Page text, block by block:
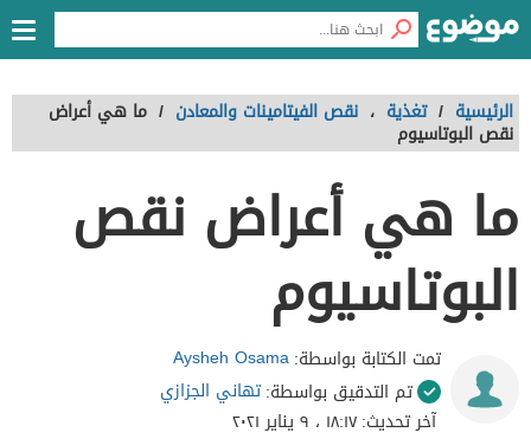
الرئيسية / تغذية ، نقص الفيتامينات والمعادن / ما هي أعراض
نقص البوتاسيوم
ما هي أعراض نقص
البوتاسيوم
تمت الكتابة بواسطة:Aysheh Osama
تم التدقيق بواسطة:تهاني الجزازي
آخر تحديث:١٨:١٧ ، ٩ يناير ٢٠٢١